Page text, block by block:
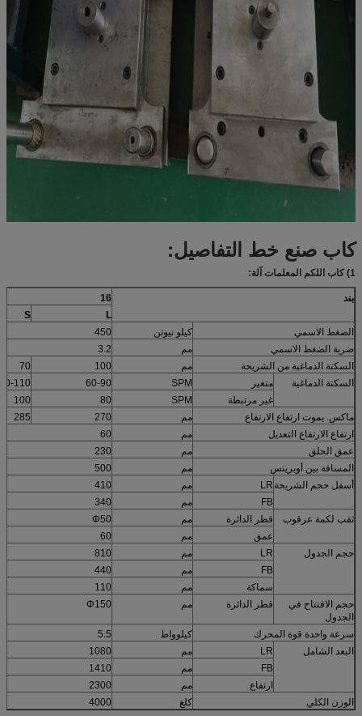
كاب صنع خط التفاصيل:
1) كاب اللكم المعلمات آلة:
بند
16
L
S
الضغط الاسمي
كيلو نيوتن
450
ضربة الضغط الاسمي
مم
3.2
السكتة الدماغية من الشريحة
مم 100
70
السكتة الدماغية
متغير SPM
60-90
70-110
غير مرتبطة
SPM
80
100
ماكس. يموت ارتفاع الارتفاع
مم 270
285
ارتفاع الارتفاع التعديل
مم
60
عمق الحلق
مم
230
المسافة بين أوبريتس
مم
500
أسفل حجم الشريحة LR مم
410
FB
مم
340
ثقب لكمة عرقوب
قطر الدائرة مم
Φ50
عمق
مم
60
حجم الجدول
LR مم
810
FB
مم
440
سماكة
مم
110
حجم الافتتاح في
الجدول
قطر الدائرة مم Φ150
سرعة واحدة قوة المحرك كيلوواط
5.5
البعد الشامل
LR مم
1080
FB
مم
1410
ارتفاع
مم
2300
الوزن الكلي
كلغ 4000